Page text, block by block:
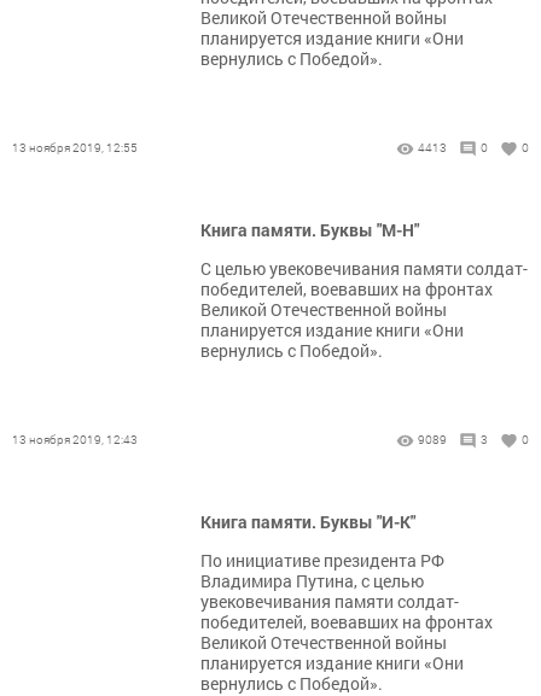
Великой Отечественной войны
планируется издание книги «Они
вернулись с Победой».
13 ноября 2019, 12:55 4413 0 0
Книга памяти. Буквы "М-Н"
С целью увековечивания памяти солдат-
победителей, воевавших на фронтах
Великой Отечественной войны
планируется издание книги «Они
вернулись с Победой».
13 ноября 2019, 12:43 9089 3 0
Книга памяти. Буквы "И-К"
По инициативе президента РФ
Владимира Путина, с целью
увековечивания памяти солдат-
победителей, воевавших на фронтах
Великой Отечественной войны
планируется издание книги «Они
вернулись с Победой».